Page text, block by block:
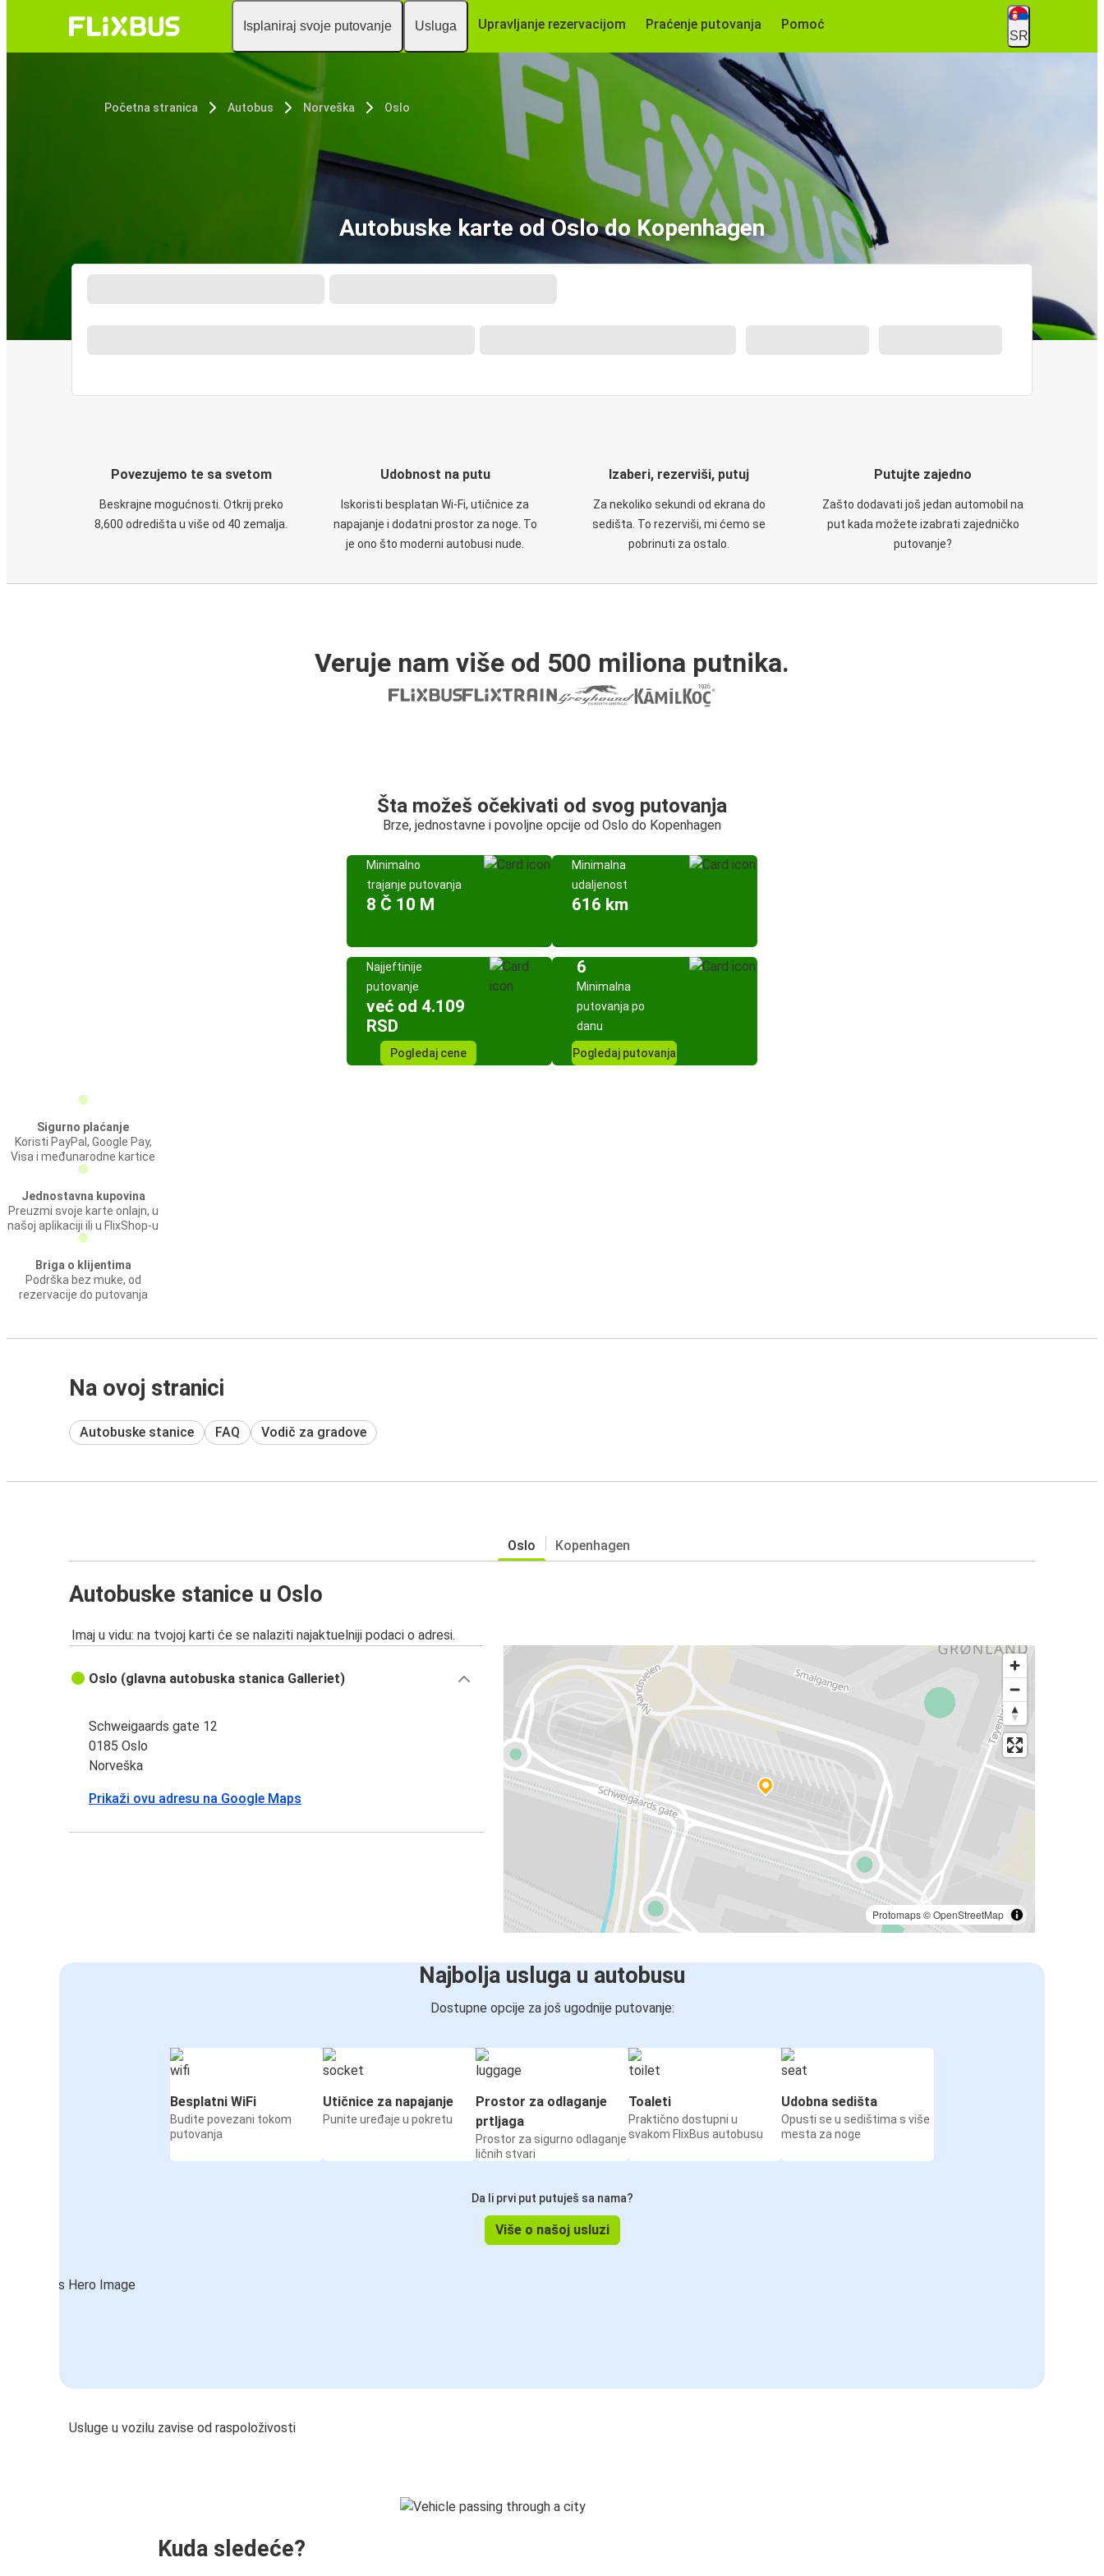
Isplaniraj svoje putovanje Usluga Upravljanje rezervacijom Praćenje putovanja Pomoć
SR
Početna stranica Autobus Norveška Oslo
Autobuske karte od Oslo do Kopenhagen
Povezujemo te sa svetom
Beskrajne mogućnosti. Otkrij preko
8,600 odredišta u više od 40 zemalja.
Udobnost na putu
Iskoristi besplatan Wi-Fi, utičnice za
napajanje i dodatni prostor za noge. To
je ono što moderni autobusi nude.
Izaberi, rezerviši, putuj
Za nekoliko sekundi od ekrana do
sedišta. To rezerviši, mi ćemo se
pobrinuti za ostalo.
Putujte zajedno
Zašto dodavati još jedan automobil na
put kada možete izabrati zajedničko
putovanje?
Veruje nam više od 500 miliona putnika.
Šta možeš očekivati od svog putovanja
Brze, jednostavne i povoljne opcije od Oslo do Kopenhagen
Minimalno
trajanje putovanja
8 Č 10 M
Minimalna
udaljenost
616 km
Najjeftinije
putovanje
već od 4.109
RSD
Pogledaj cene
6
Minimalna
putovanja po
danu
Pogledaj putovanja
Sigurno plaćanje
Koristi PayPal, Google Pay,
Visa i međunarodne kartice
Jednostavna kupovina
Preuzmi svoje karte onlajn, u
našoj aplikaciji ili u FlixShop-u
Briga o klijentima
Podrška bez muke, od
rezervacije do putovanja
Na ovoj stranici
Autobuske stanice FAQ Vodič za gradove
Oslo Kopenhagen
Autobuske stanice u Oslo
Imaj u vidu: na tvojoj karti će se nalaziti najaktuelniji podaci o adresi.
Protomaps©OpenStreetMap
Oslo (glavna autobuska stanica Galleriet)
Schweigaards gate 12
0185 Oslo
Norveška
Prikaži ovu adresu na Google Maps
Najbolja usluga u autobusu
Dostupne opcije za još ugodnije putovanje:
Besplatni WiFi
Budite povezani tokom
putovanja
Utičnice za napajanje
Punite uređaje u pokretu
Prostor za odlaganje
prtljaga
Prostor za sigurno odlaganje
ličnih stvari
Toaleti
Praktično dostupni u
svakom FlixBus autobusu
Udobna sedišta
Opusti se u sedištima s više
mesta za noge
Da li prvi put putuješ sa nama?
Više o našoj usluzi
Usluge u vozilu zavise od raspoloživosti
Kuda sledeće?